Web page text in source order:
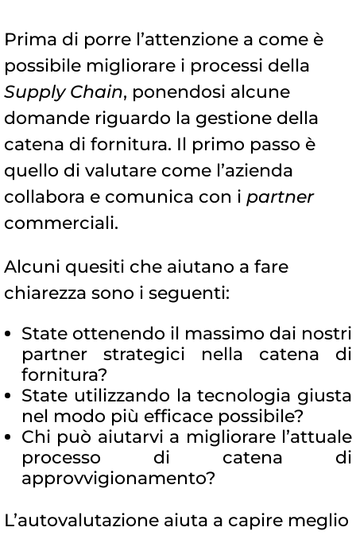
Prima di porre l’attenzione a come è
possibile migliorare i processi della
Supply Chain, ponendosi alcune
domande riguardo la gestione della
catena di fornitura. Il primo passo è
quello di valutare come l’azienda
collabora e comunica con i partner
commerciali.
Alcuni quesiti che aiutano a fare
chiarezza sono i seguenti:
State ottenendo il massimo dai nostri
partner strategici nella catena di
fornitura?
State utilizzando la tecnologia giusta
nel modo più efficace possibile?
Chi può aiutarvi a migliorare l’attuale
processo di catena di
approvvigionamento?
L’autovalutazione aiuta a capire meglio